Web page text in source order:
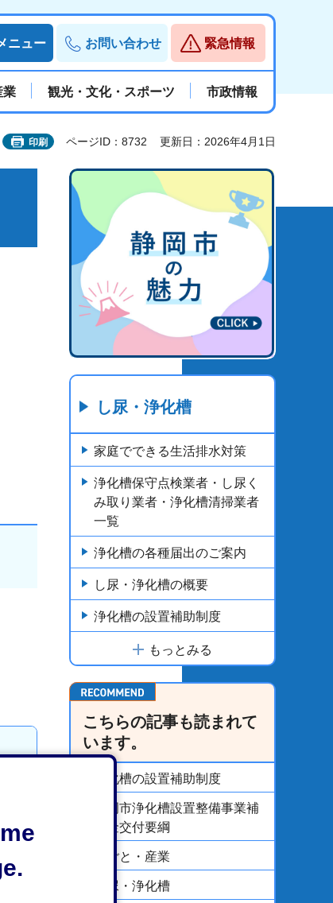
ニュー お問い合わせ 緊急情報
業 観光・文化・スポーツ 市政情報
印刷 ページID：8732 更新日：2026年4月1日
し尿・浄化槽
家庭でできる生活排水対策
浄化槽保守点検業者・し尿く
み取り業者・浄化槽清掃業者
一覧
浄化槽の各種届出のご案内
し尿・浄化槽の概要
浄化槽の設置補助制度
もっとみる
こちらの記事も読まれて
います。
浄化槽の設置補助制度
静岡市浄化槽設置整備事業補
助金交付要綱
しごと・産業
し尿・浄化槽